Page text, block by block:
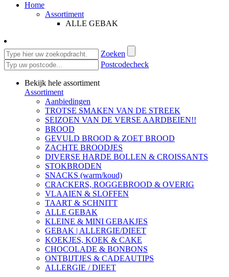
Home
Assortiment
ALLE GEBAK
Zoeken
Postcodecheck
Bekijk hele assortiment
Assortiment
Aanbiedingen
TROTSE SMAKEN VAN DE STREEK
SEIZOEN VAN DE VERSE AARDBEIEN!!
BROOD
GEVULD BROOD & ZOET BROOD
ZACHTE BROODJES
DIVERSE HARDE BOLLEN & CROISSANTS
STOKBRODEN
SNACKS (warm/koud)
CRACKERS, ROGGEBROOD & OVERIG
VLAAIEN & SLOFFEN
TAART & SCHNITT
ALLE GEBAK
KLEINE & MINI GEBAKJES
GEBAK | ALLERGIE/DIEET
KOEKJES, KOEK & CAKE
CHOCOLADE & BONBONS
ONTBIJTJES & CADEAUTIPS
ALLERGIE / DIEET